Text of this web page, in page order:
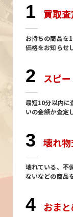
1 買取
お持ちの商品を
価格をお知らせ
2 スピ
最短10分以内に
いの金額か査定
3 壊れ
壊れている、不
ないなどの商品
4 おま